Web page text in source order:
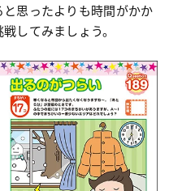
思ったよりも時間がかか
してみましょう。